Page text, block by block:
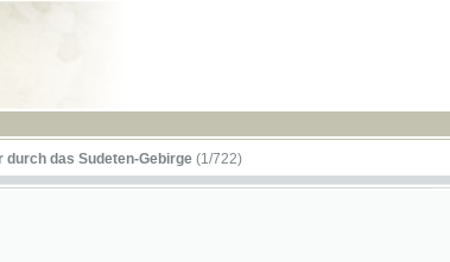
RSS -
Sudeten-Gebirge(1/722)
1099182